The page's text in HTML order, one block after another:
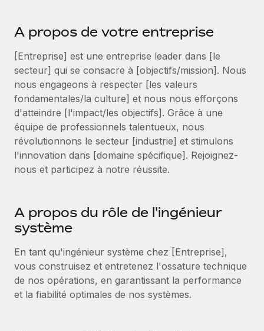
SERVICES
Demandez aux experts
Recevez des conseils d’experts sur les RH à
l’international et la conformité
Contrôles d’antécédents
Simplifiez vos processus de présélection des
candidats
Remote Watchtower
Gardez un temps d’avance sur les risques en
Gestion des appareils
Achetez et suivez vos équipements informatiques
Création d’entité
Établissez des entités rapidement et en toute
conformité
Devenir partenaire
Explorez avec nous vos opportunités de partenariat
Remote Build
Bientôt disponible
Conseil en intégrations et automatisations assistées par
ÉTUDES DE CAS
Centre de ressources
Obtenir de l’aide
Voir toutes les ressources
BLOG
Paie multipays
Gestion des freelances
Taxes
Explorer le blog
A propos de votre entreprise
[Entreprise] est une entreprise leader dans [le
secteur] qui se consacre à [objectifs/mission]. Nous
nous engageons à respecter [les valeurs
fondamentales/la culture] et nous nous efforçons
d'atteindre [l'impact/les objectifs]. Grâce à une
équipe de professionnels talentueux, nous
révolutionnons le secteur [industrie] et stimulons
l'innovation dans [domaine spécifique]. Rejoignez-
nous et participez à notre réussite.
A propos du rôle de l'ingénieur
système
En tant qu'ingénieur système chez [Entreprise],
vous construisez et entretenez l'ossature technique
de nos opérations, en garantissant la performance
et la fiabilité optimales de nos systèmes.